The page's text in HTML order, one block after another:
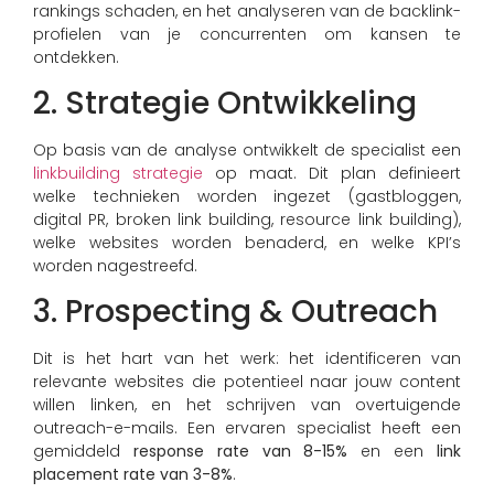
rankings schaden, en het analyseren van de backlink-
profielen van je concurrenten om kansen te
ontdekken.
2. Strategie Ontwikkeling
Op basis van de analyse ontwikkelt de specialist een
linkbuilding strategie op maat. Dit plan definieert
welke technieken worden ingezet (gastbloggen,
digital PR, broken link building, resource link building),
welke websites worden benaderd, en welke KPI’s
worden nagestreefd.
3. Prospecting & Outreach
Dit is het hart van het werk: het identificeren van
relevante websites die potentieel naar jouw content
willen linken, en het schrijven van overtuigende
outreach-e-mails. Een ervaren specialist heeft een
gemiddeld response rate van 8-15% en eenlink
placement rate van 3-8%.